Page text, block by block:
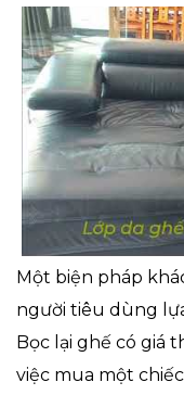
Một biện pháp
người tiêu dùng
Bọc lại ghế có giá
việc mua một